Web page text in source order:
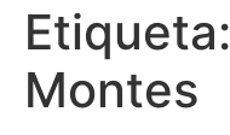
Etiqueta:
Montes